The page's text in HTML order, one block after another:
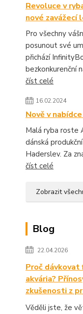
Revoluce v
nové zavážecí
Pro všechny
posunout své
přichází
bezkonkurenční
číst celé
16.02.2024
Nově v
Malá ryba roste
dánská
Haderslev. Za
číst celé
Zobrazit
Blog
22.04.2026
Proč
akvária?
zkušenosti z
Věděli jste, že